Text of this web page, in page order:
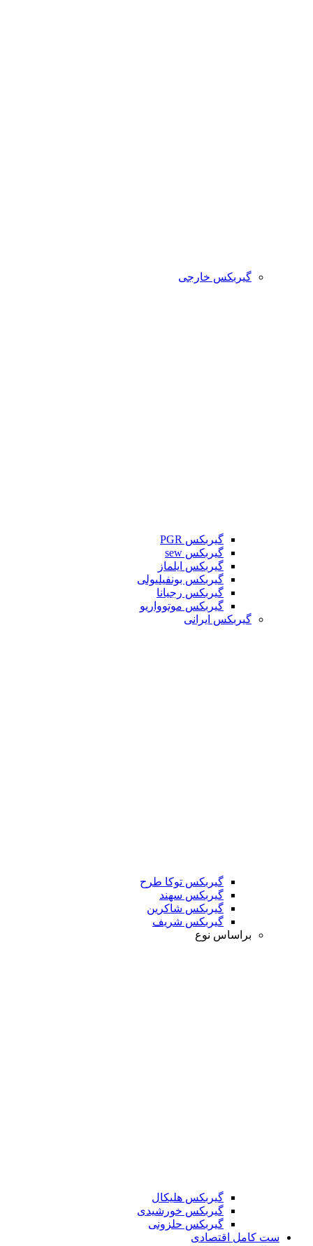
گیربکس خارجی
گیربکس PGR
گیربکس sew
گیربکس ایلماز
گیربکس بونفیلیولی
گیربکس رجیانا
گیربکس موتوواریو
گیربکس ایرانی
گیربکس توکا طرح
گیربکس سهند
گیربکس شاکرین
گیربکس شریف
براساس نوع
گیربکس هلیکال
گیربکس خورشیدی
گیربکس حلزونی
ست کامل اقتصادی